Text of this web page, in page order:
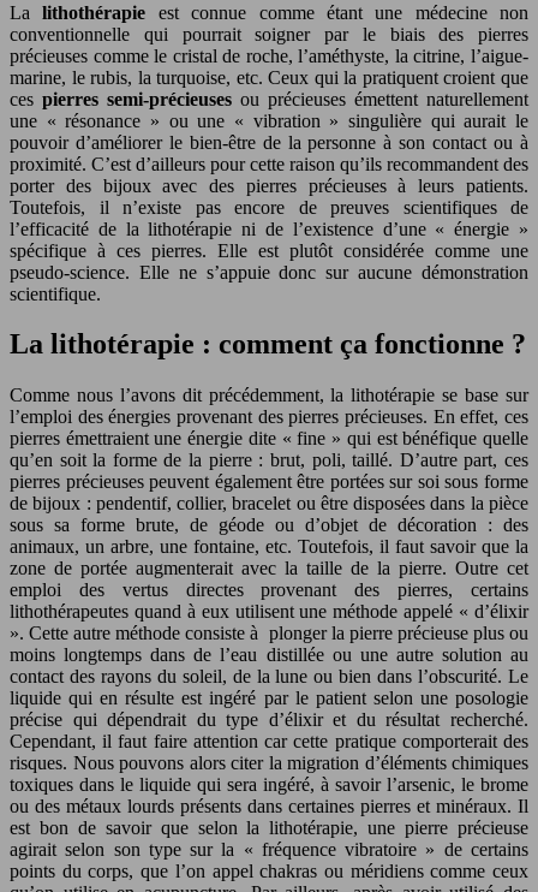
Lalithothérapie est connue comme étant une médecine non
conventionnelle qui pourrait soigner par le biais des pierres
précieuses comme le cristal de roche, l’améthyste, la citrine, l’aigue-
marine, le rubis, la turquoise, etc. Ceux qui la pratiquent croient que
ces pierres semi-précieuses ou précieuses émettent naturellement
une « résonance » ou une « vibration » singulière qui aurait le
pouvoir d’améliorer le bien-être de la personne à son contact ou à
proximité. C’est d’ailleurs pour cette raison qu’ils recommandent des
porter des bijoux avec des pierres précieuses à leurs patients.
Toutefois, il n’existe pas encore de preuves scientifiques de
l’efficacité de la lithotérapie ni de l’existence d’une « énergie »
spécifique à ces pierres. Elle est plutôt considérée comme une
pseudo-science. Elle ne s’appuie donc sur aucune démonstration
scientifique.
La lithotérapie : comment ça fonctionne ?
Comme nous l’avons dit précédemment, la lithotérapie se base sur
l’emploi des énergies provenant des pierres précieuses. En effet, ces
pierres émettraient une énergie dite « fine » qui est bénéfique quelle
qu’en soit la forme de la pierre : brut, poli, taillé. D’autre part, ces
pierres précieuses peuvent également être portées sur soi sous forme
de bijoux : pendentif, collier, bracelet ou être disposées dans la pièce
sous sa forme brute, de géode ou d’objet de décoration : des
animaux, un arbre, une fontaine, etc. Toutefois, il faut savoir que la
zone de portée augmenterait avec la taille de la pierre. Outre cet
emploi des vertus directes provenant des pierres, certains
lithothérapeutes quand à eux utilisent une méthode appelé « d’élixir
». Cette autre méthode consiste à plonger la pierre précieuse plus ou
moins longtemps dans de l’eau distillée ou une autre solution au
contact des rayons du soleil, de la lune ou bien dans l’obscurité. Le
liquide qui en résulte est ingéré par le patient selon une posologie
précise qui dépendrait du type d’élixir et du résultat recherché.
Cependant, il faut faire attention car cette pratique comporterait des
risques. Nous pouvons alors citer la migration d’éléments chimiques
toxiques dans le liquide qui sera ingéré, à savoir l’arsenic, le brome
ou des métaux lourds présents dans certaines pierres et minéraux. Il
est bon de savoir que selon la lithotérapie, une pierre précieuse
agirait selon son type sur la « fréquence vibratoire » de certains
points du corps, que l’on appel chakras ou méridiens comme ceux